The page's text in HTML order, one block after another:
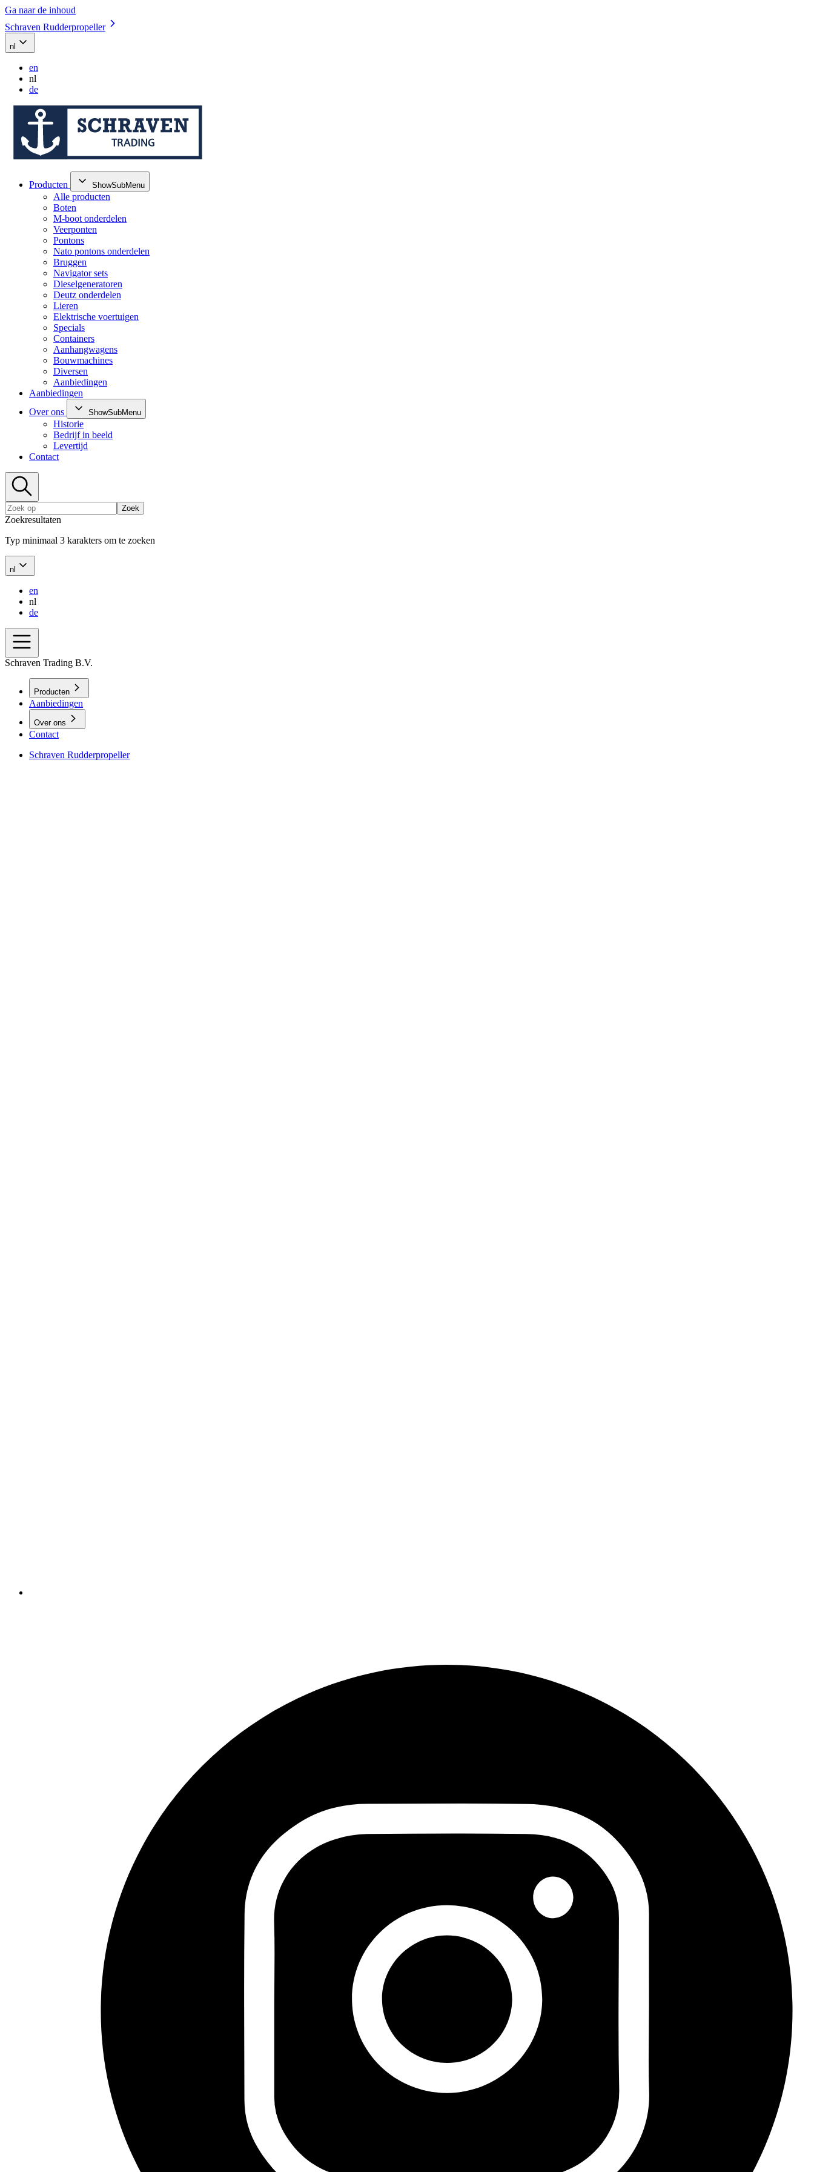
Ga naar de inhoud
Schraven Rudderpropeller
nl
en
nl
de
Producten ShowSubMenu
Alle producten
Boten
M-boot onderdelen
Veerponten
Pontons
Nato pontons onderdelen
Bruggen
Navigator sets
Dieselgeneratoren
Deutz onderdelen
Lieren
Elektrische voertuigen
Specials
Containers
Aanhangwagens
Bouwmachines
Diversen
Aanbiedingen
Aanbiedingen
Over ons
ShowSubMenu
Historie
Bedrijf in beeld
Levertijd
Contact
Zoek
Zoekresultaten
Typ minimaal 3 karakters om te zoeken
nl
en
nl
de
Schraven Trading B.V.
Producten
Aanbiedingen
Over ons
Contact
Schraven Rudderpropeller